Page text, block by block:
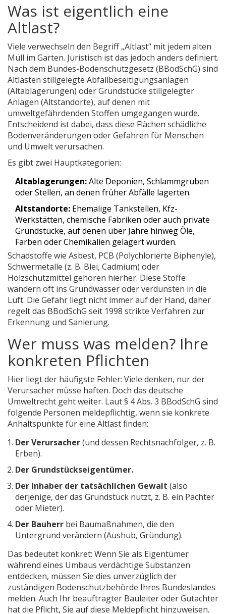
Was ist eigentlich eine
Altlast?
Viele verwechseln den Begriff „Altlast“ mit jedem alten
Müll im Garten. Juristisch ist das jedoch anders definiert.
Nach dem Bundes-Bodenschutzgesetz (BBodSchG) sind
Altlasten stillgelegte Abfallbeseitigungsanlagen
(Altablagerungen) oder Grundstücke stillgelegter
Anlagen (Altstandorte), auf denen mit
umweltgefährdenden Stoffen umgegangen wurde.
Entscheidend ist dabei, dass diese Flächen schädliche
Bodenveränderungen oder Gefahren für Menschen
und Umwelt verursachen.
Es gibt zwei Hauptkategorien:
Altablagerungen:Alte Deponien, Schlammgruben
oder Stellen, an denen früher Abfälle lagerten.
Altstandorte: Ehemalige Tankstellen, Kfz-
Werkstätten, chemische Fabriken oder auch private
Grundstücke, auf denen über Jahre hinweg Öle,
Farben oder Chemikalien gelagert wurden.
Schadstoffe wie Asbest, PCB (Polychlorierte Biphenyle),
Schwermetalle (z. B. Blei, Cadmium) oder
Holzschutzmittel gehören hierher. Diese Stoffe
wandern oft ins Grundwasser oder verdunsten in die
Luft. Die Gefahr liegt nicht immer auf der Hand, daher
regelt das BBodSchG seit 1998 strikte Verfahren zur
Erkennung und Sanierung.
Wer muss was melden? Ihre
konkreten Pflichten
Hier liegt der häufigste Fehler: Viele denken, nur der
Verursacher müsse haften. Doch das deutsche
Umweltrecht geht weiter. Laut § 4 Abs. 3 BBodSchG sind
folgende Personen meldepflichtig, wenn sie konkrete
Anhaltspunkte für eine Altlast finden:
Der Verursacher(und dessen Rechtsnachfolger, z. B.
Erben).
Der Grundstückseigentümer.
Der Inhaber der tatsächlichen Gewalt (also
derjenige, der das Grundstück nutzt, z. B. ein Pächter
oder Mieter).
Der Bauherr bei Baumaßnahmen, die den
Untergrund verändern (Aushub, Gründung).
Das bedeutet konkret: Wenn Sie als Eigentümer
während eines Umbaus verdächtige Substanzen
entdecken, müssen Sie dies unverzüglich der
zuständigen Bodenschutzbehörde Ihres Bundeslandes
melden. Auch Ihr beauftragter Bauleiter oder Gutachter
hat die Pflicht, Sie auf diese Meldepflicht hinzuweisen.